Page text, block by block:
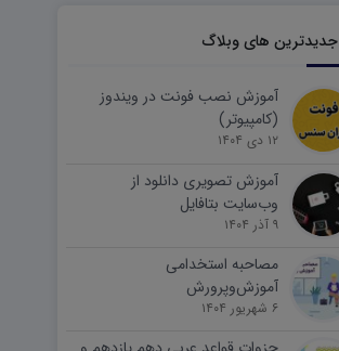
جدیدترین های وبلاگ
آموزش نصب فونت در ویندوز
(کامپیوتر)
۱۲ دی ۱۴۰۴
آموزش تصویری دانلود از
وب‌سایت بتافایل
۹ آذر ۱۴۰۴
مصاحبه استخدامی
آموزش‌وپرورش
۶ شهریور ۱۴۰۴